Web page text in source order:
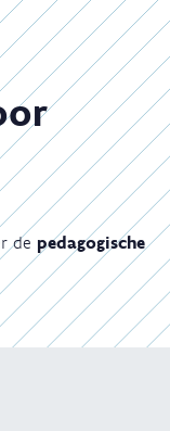
de pedagogische
Terug